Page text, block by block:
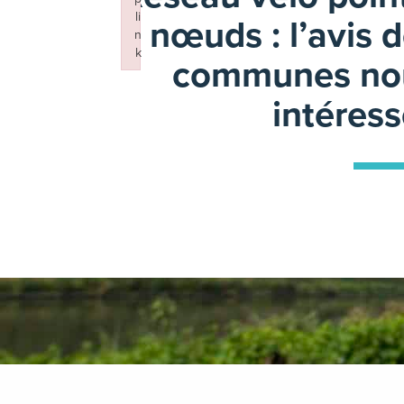
nœuds : l’avis
communes
li
n
k
Failed to initialize plugin: wplink